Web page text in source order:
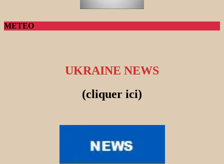
METEO
UKRAINE NEWS
(cliquer ici)